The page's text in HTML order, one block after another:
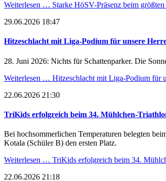
Weiterlesen … Starke HöSV-Präsenz beim
29.06.2026 18:47
Hitzeschlacht mit Liga-Podium für unsere
28. Juni 2026: Nichts für Schattenparker. Die
Weiterlesen … Hitzeschlacht mit Liga-Podium für
22.06.2026 21:30
TriKids erfolgreich beim 34. Mühlchen-
Bei hochsommerlichen Temperaturen belegten
Kotala (Schüler B) den ersten Platz.
Weiterlesen … TriKids erfolgreich beim 34.
22.06.2026 21:18